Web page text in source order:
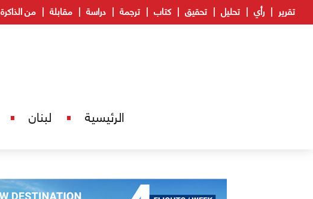
تقرير رأي تحليل تحقيق كتاب ترجمة دراسة مقابلة من الذاكرة
الرئيسية لبنان